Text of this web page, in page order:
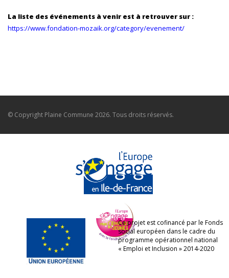
La liste des événements à venir est à retrouver sur :
https://www.fondation-mozaik.org/category/evenement/
© Copyright Plaine Commune 2026. Tous droits réservés.
Ce projet est cofinancé par le Fonds
social européen dans le cadre du
programme opérationnel national
« Emploi et Inclusion » 2014-2020